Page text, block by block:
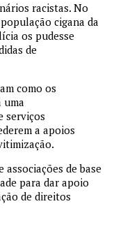
racistas. No
cigana da
os pudesse
de
como os
uma
serviços
a apoios
de base
para dar apoio
de direitos